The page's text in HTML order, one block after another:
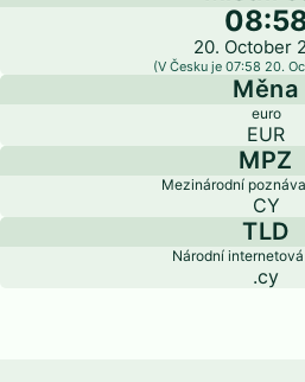
20. October
(V Česku je 07:58 20.
Měna
euro
EUR
MPZ
Mezinárodní
CY
TLD
Národní
.cy